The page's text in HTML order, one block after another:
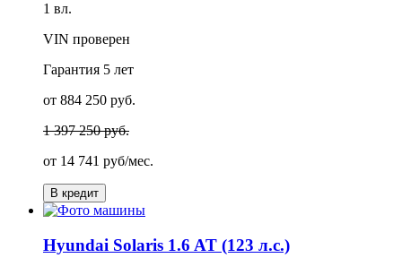
1 вл.
VIN проверен
Гарантия 5 лет
от 884 250 руб.
1 397 250 руб.
от 14 741 руб/мес.
В кредит
Hyundai Solaris 1.6 AT (123 л.с.)